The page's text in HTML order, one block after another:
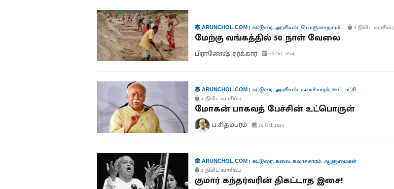
ARUNCHOL.COM| கட்டுரை,அரசியல்,பொருளாதாரம் 3 நிமிட வாசிப்பு
மேற்கு வங்கத்தில் 50 நாள் வேலை
பிராணேஷ் சர்க்கார் 20 Oct 2024
ARUNCHOL.COM| கட்டுரை,அரசியல், கலாச்சாரம்,கூட்டாட்சி
4 நிமிட வாசிப்பு
மோகன் பாகவத் பேச்சின் உட்பொருள்
ப.சிதம்பரம் 20 Oct 2024
ARUNCHOL.COM| கட்டுரை, கலை, கலாச்சாரம்,ஆளுமைகள்
5 நிமிட வாசிப்பு
குமார் கந்தர்வரின் திகட்டாத இசை!